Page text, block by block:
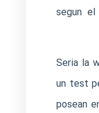
segun
Seri­a la
un test
posean